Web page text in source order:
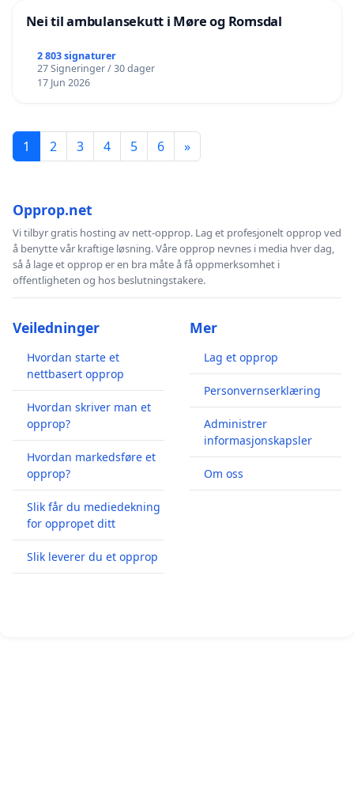
Nei til ambulansekutt i Møre og Romsdal
2 803 signaturer
27 Signeringer / 30 dager
17 Jun 2026
1 2 3 4 5 6 »
Opprop.net
Vi tilbyr gratis hosting av nett-opprop. Lag et profesjonelt opprop ved
å benytte vår kraftige løsning. Våre opprop nevnes i media hver dag,
så å lage et opprop er en bra måte å få oppmerksomhet i
offentligheten og hos beslutningstakere.
Veiledninger
Hvordan starte et
nettbasert opprop
Hvordan skriver man et
opprop?
Hvordan markedsføre et
opprop?
Slik får du mediedekning
for oppropet ditt
Slik leverer du et opprop
Mer
Lag et opprop
Personvernserklæring
Administrer
informasjonskapsler
Om oss